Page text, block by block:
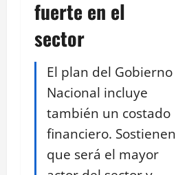
fuerte en el
sector
El plan del Gobierno
Nacional incluye
también un costado
financiero. Sostienen
que será el mayor